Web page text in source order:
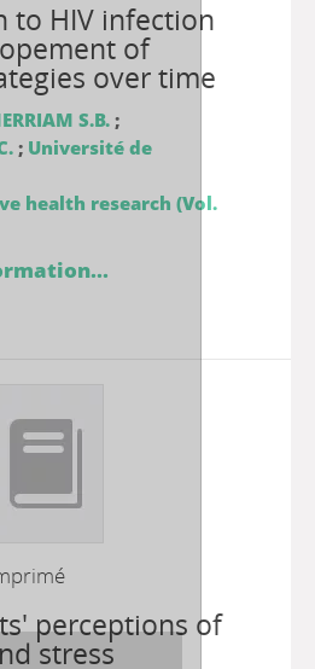
to HIV infection
of
over time
S.B.;
; Université de
health research (Vol.
perceptions of
stress